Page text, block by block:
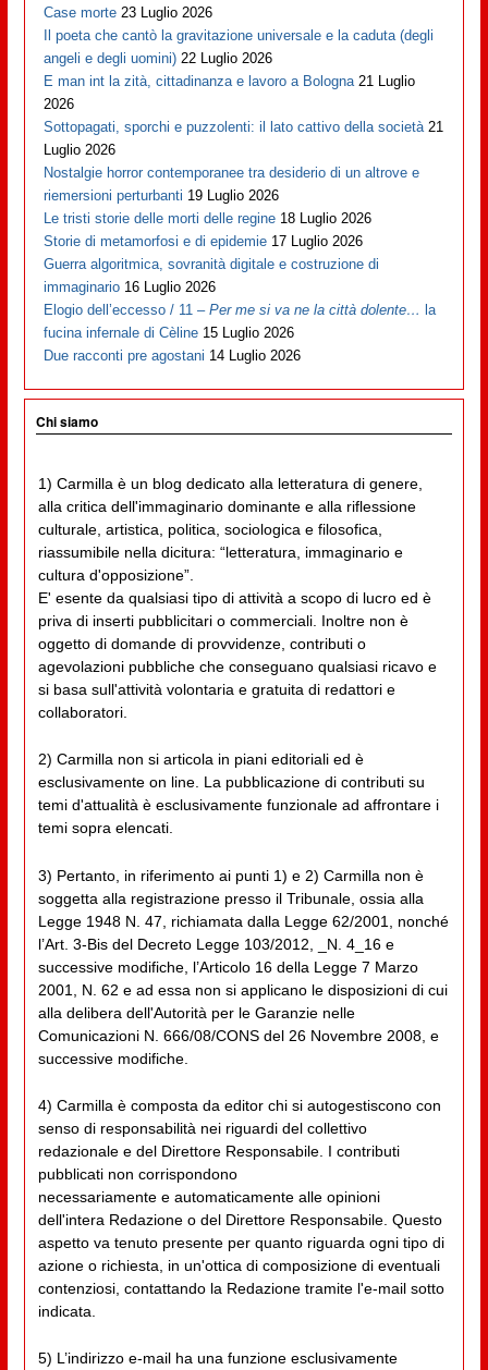
Case morte 23 Luglio 2026
Il poeta che cantò la gravitazione universale e la caduta (degli
angeli e degli uomini) 22 Luglio 2026
E man int la zità, cittadinanza e lavoro a Bologna 21 Luglio
2026
Sottopagati, sporchi e puzzolenti: il lato cattivo della società 21
Luglio 2026
Nostalgie horror contemporanee tra desiderio di un altrove e
riemersioni perturbanti 19 Luglio 2026
Le tristi storie delle morti delle regine 18 Luglio 2026
Storie di metamorfosi e di epidemie 17 Luglio 2026
Guerra algoritmica, sovranità digitale e costruzione di
immaginario 16 Luglio 2026
Elogio dell’eccesso / 11 –Per me si va ne la città dolente… la
fucina infernale di Cèline 15 Luglio 2026
Due racconti pre agostani 14 Luglio 2026
Chi siamo
1) Carmilla è un blog dedicato alla letteratura di genere,
alla critica dell'immaginario dominante e alla riflessione
culturale, artistica, politica, sociologica e filosofica,
riassumibile nella dicitura: “letteratura, immaginario e
cultura d'opposizione”.
E' esente da qualsiasi tipo di attività a scopo di lucro ed è
priva di inserti pubblicitari o commerciali. Inoltre non è
oggetto di domande di provvidenze, contributi o
agevolazioni pubbliche che conseguano qualsiasi ricavo e
si basa sull'attività volontaria e gratuita di redattori e
collaboratori.
2) Carmilla non si articola in piani editoriali ed è
esclusivamente on line. La pubblicazione di contributi su
temi d'attualità è esclusivamente funzionale ad affrontare i
temi sopra elencati.
3) Pertanto, in riferimento ai punti 1) e 2) Carmilla non è
soggetta alla registrazione presso il Tribunale, ossia alla
Legge 1948 N. 47, richiamata dalla Legge 62/2001, nonché
l’Art. 3-Bis del Decreto Legge 103/2012, _N. 4_16 e
successive modifiche, l’Articolo 16 della Legge 7 Marzo
2001, N. 62 e ad essa non si applicano le disposizioni di cui
alla delibera dell'Autorità per le Garanzie nelle
Comunicazioni N. 666/08/CONS del 26 Novembre 2008, e
successive modifiche.
4) Carmilla è composta da editor chi si autogestiscono con
senso di responsabilità nei riguardi del collettivo
redazionale e del Direttore Responsabile. I contributi
pubblicati non corrispondono
necessariamente e automaticamente alle opinioni
dell'intera Redazione o del Direttore Responsabile. Questo
aspetto va tenuto presente per quanto riguarda ogni tipo di
azione o richiesta, in un'ottica di composizione di eventuali
contenziosi, contattando la Redazione tramite l'e-mail sotto
indicata.
5) L’indirizzo e-mail ha una funzione esclusivamente